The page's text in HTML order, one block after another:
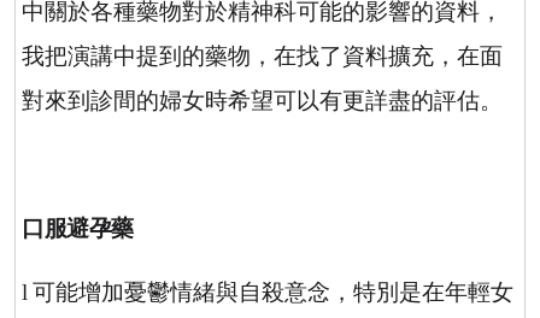
中關於各種藥物對於精神科可能的影響的資料，
我把演講中提到的藥物，在找了資料擴充，在面
對來到診間的婦女時希望可以有更詳盡的評估。
口服避孕藥
l可能增加憂鬱情緒與自殺意念，特別是在年輕女